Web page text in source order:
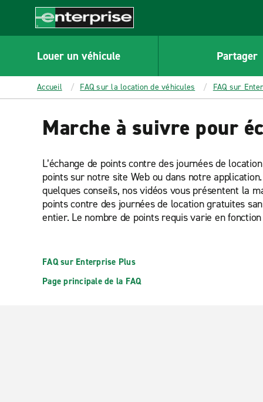
CONTENT
Enterprise
Louer un véhicule Partager
Accueil FAQ sur la location de véhicules FAQ sur
Marche à suivre pour
L’échange de points contre des journées de
points sur notre site Web ou dans notre
quelques conseils, nos vidéos vous présentent la
points contre des journées de location gratuites
entier. Le nombre de points requis varie en
FAQ sur Enterprise Plus
Page principale de la FAQ